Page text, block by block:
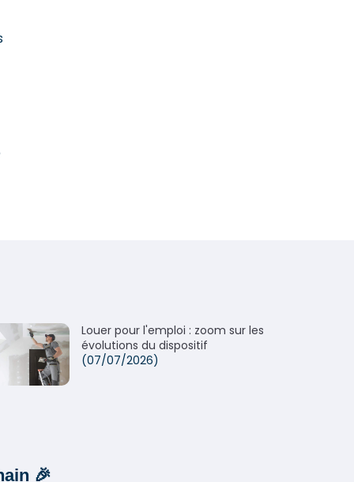
Louer pour l'emploi : zoom sur les
évolutions du dispositif
(07/07/2026)